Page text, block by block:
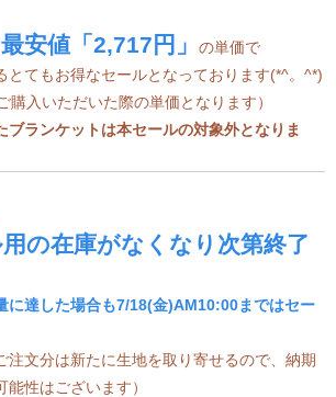
安値「2,717円」
の単価で
とてもお得なセールとなっております(*^。^*)
購入いただいた際の単価となります）
ランケットは本セールの対象外となりま
用の在庫がなくなり次第終了
に達した場合も7/18(金)AM10:00まではセー
注文分は新たに生地を取り寄せるので、納期
性はございます）